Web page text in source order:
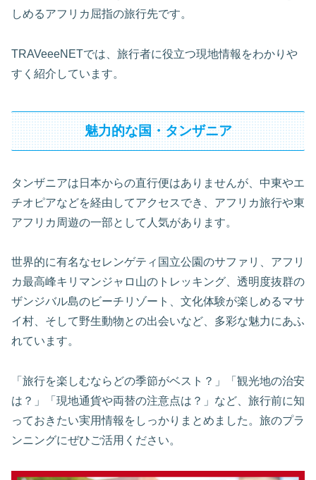
しめるアフリカ屈指の旅行先です。
TRAVeeeNETでは、旅行者に役立つ現地情報をわかりや
すく紹介しています。
魅力的な国・タンザニア
タンザニアは日本からの直行便はありませんが、中東やエ
チオピアなどを経由してアクセスでき、アフリカ旅行や東
アフリカ周遊の一部として人気があります。
世界的に有名なセレンゲティ国立公園のサファリ、アフリ
カ最高峰キリマンジャロ山のトレッキング、透明度抜群の
ザンジバル島のビーチリゾート、文化体験が楽しめるマサ
イ村、そして野生動物との出会いなど、多彩な魅力にあふ
れています。
「旅行を楽しむならどの季節がベスト？」「観光地の治安
は？」「現地通貨や両替の注意点は？」など、旅行前に知
っておきたい実用情報をしっかりまとめました。旅のプラ
ンニングにぜひご活用ください。